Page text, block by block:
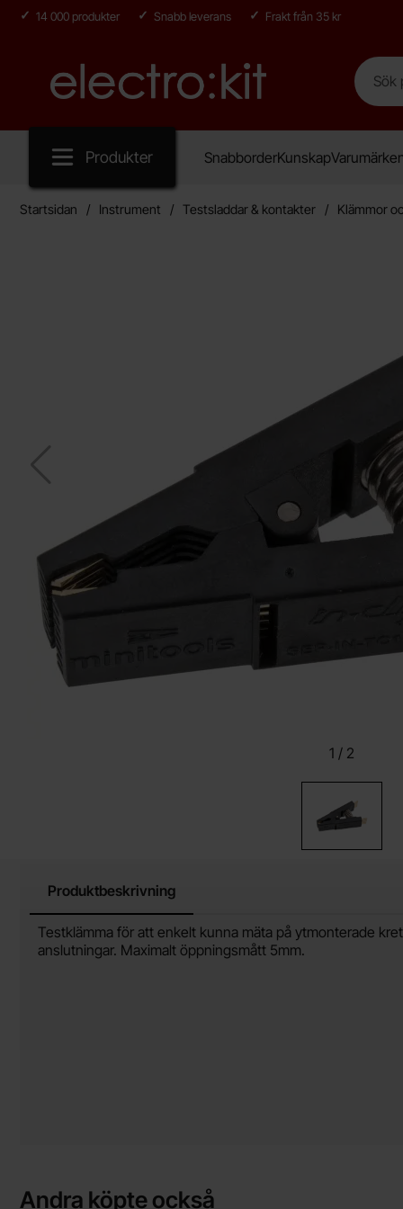
14 000 produkter Snabb leverans Frakt från 35 kr
Startsidan för Electro:kit
Sök
Sök på
Produkter SnabborderKunskap
Startsidan Instrument Testsladdar & kontakter Klämmor
1 / 2
Produktbeskrivning
Produktbeskrivning
Testklämma för att enkelt kunna mäta på ytmonterade
anslutningar. Maximalt öppningsmått 5mm.
Andra köpte också